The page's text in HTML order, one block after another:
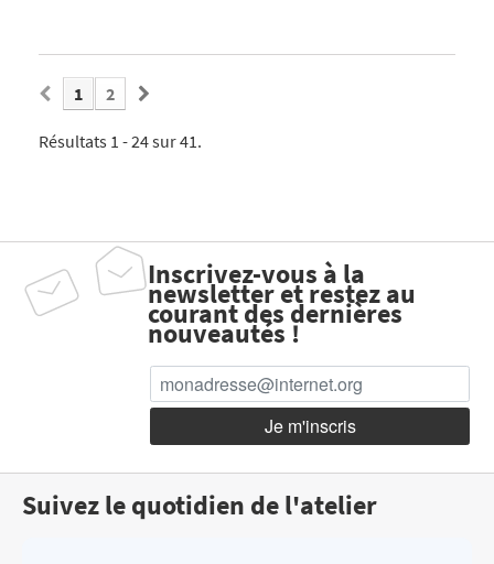
1 2
Résultats 1 - 24 sur 41.
Inscrivez-vous à la
newsletter et restez au
courant des dernières
nouveautés !
Suivez le quotidien de l'atelier